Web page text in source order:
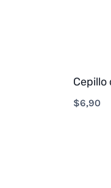
Cepillo
$6,90